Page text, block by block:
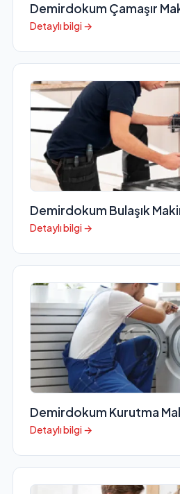
Demirdokum Çamaşır
Detaylı bilgi →
Demirdokum Bulaşık
Detaylı bilgi →
Demirdokum Kurutma
Detaylı bilgi →